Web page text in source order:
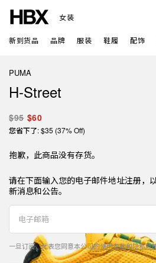
女装
新到货品 品牌 服装 鞋履 配饰
PUMA
H-Street
$95 $60
您省下了: $35 (37% Off)
抱歉，此商品没有存货。
请在下面输入您的电子邮件地址注册，
新消息和公告。
一旦订阅，代表您同意本公司的使用条款和隐私政